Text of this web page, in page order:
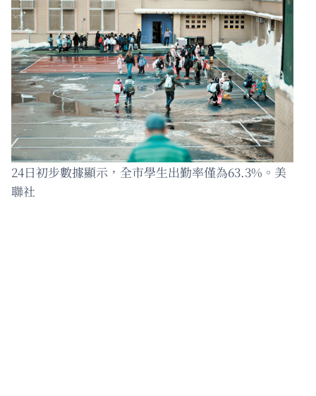
24日初步數據顯示，全市學生出勤率僅為63.3%。美
聯社